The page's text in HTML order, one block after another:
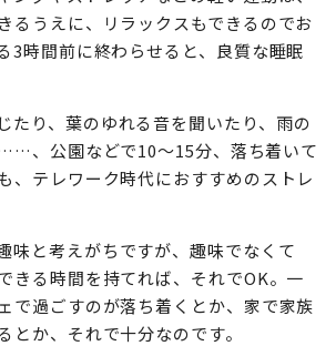
るうえに、リラックスもできるのでお
3時間前に終わらせると、良質な睡眠
たり、葉のゆれる音を聞いたり、雨の
、公園などで10～15分、落ち着いて
、テレワーク時代におすすめのストレ
味と考えがちですが、趣味でなくて
きる時間を持てれば、それでOK。一
で過ごすのが落ち着くとか、家で家族
とか、それで十分なのです。